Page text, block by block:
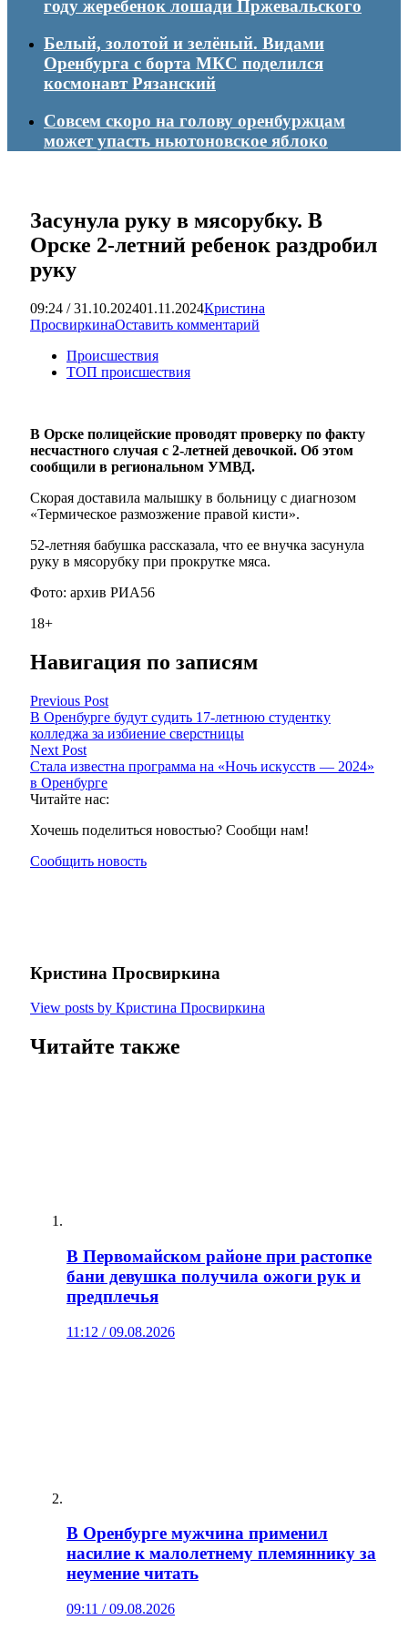
году жеребенок лошади Пржевальского
Белый, золотой и зелёный. Видами
Оренбурга с борта МКС поделился
космонавт Рязанский
Совсем скоро на голову оренбуржцам
может упасть ньютоновское яблоко
Засунула руку в мясорубку. В
Орске 2-летний ребенок раздробил
руку
09:24 / 31.10.202401.11.2024Кристина
ПросвиркинаОставить комментарий
Происшествия
ТОП происшествия
В Орске полицейские проводят проверку по факту
несчастного случая с 2-летней девочкой. Об этом
сообщили в региональном УМВД.
Скорая доставила малышку в больницу с диагнозом
«Термическое размозжение правой кисти».
52-летняя бабушка рассказала, что ее внучка засунула
руку в мясорубку при прокрутке мяса.
Фото: архив РИА56
18+
Навигация по записям
Previous Post
В Оренбурге будут судить 17-летнюю студентку
колледжа за избиение сверстницы
Next Post
Стала известна программа на «Ночь искусств — 2024»
в Оренбурге
Читайте нас:
Хочешь поделиться новостью? Сообщи нам!
Сообщить новость
Кристина Просвиркина
View posts by Кристина Просвиркина
Читайте также
В Первомайском районе при растопке
бани девушка получила ожоги рук и
предплечья
11:12 / 09.08.2026
В Оренбурге мужчина применил
насилие к малолетнему племяннику за
неумение читать
09:11 / 09.08.2026